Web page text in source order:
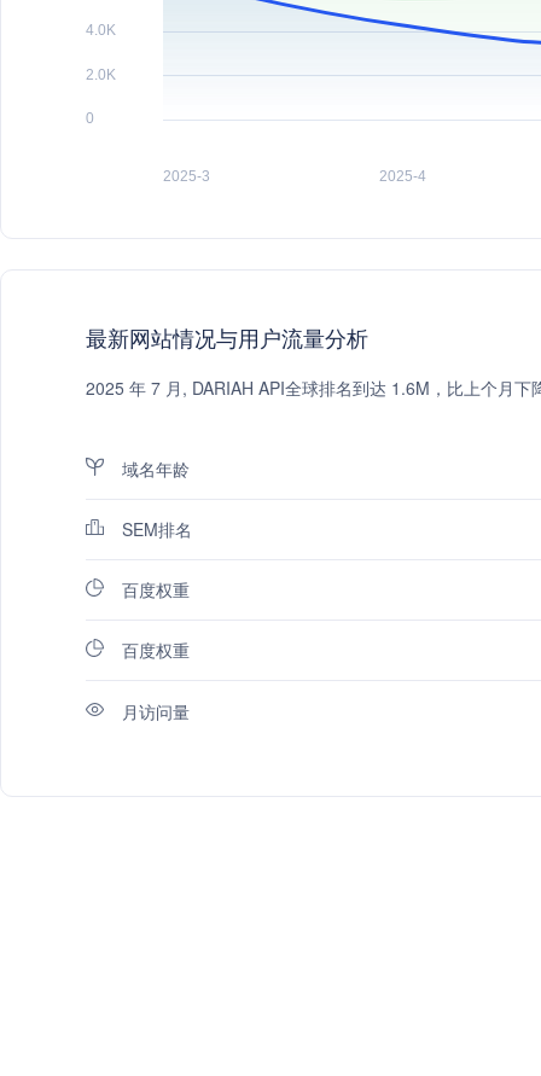
最新网站情况与用户流量分析
2025 年 7 月, DARIAH API全球排名到达 1.6M，比上个月
域名年龄
SEM排名
百度权重
百度权重
月访问量